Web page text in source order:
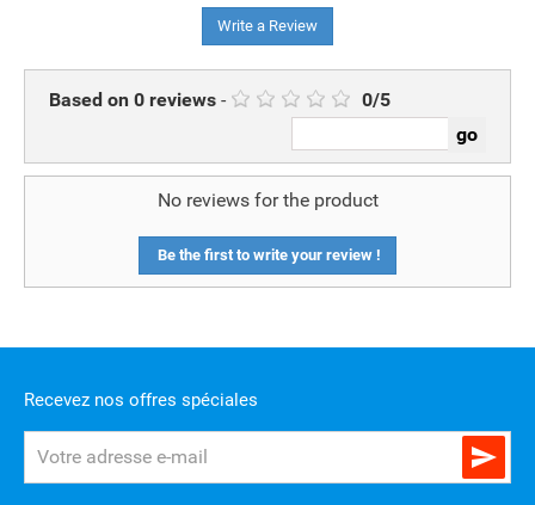
Write a Review
Based on 0 reviews - 0/5
No reviews for the product
Be the first to write your review !
Recevez nos offres spéciales
